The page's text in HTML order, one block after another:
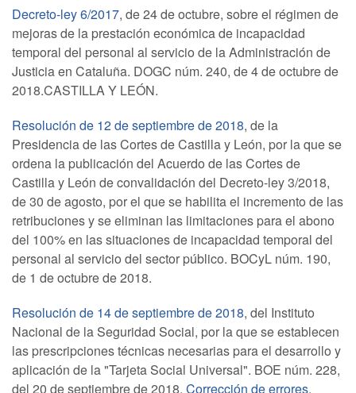
Decreto-ley 6/2017, de 24 de octubre, sobre el régimen de
mejoras de la prestación económica de incapacidad
temporal del personal al servicio de la Administración de
Justicia en Cataluña. DOGC núm. 240, de 4 de octubre de
2018.CASTILLA Y LEÓN.
Resolución de 12 de septiembre de 2018, de la
Presidencia de las Cortes de Castilla y León, por la que se
ordena la publicación del Acuerdo de las Cortes de
Castilla y León de convalidación del Decreto-ley 3/2018,
de 30 de agosto, por el que se habilita el incremento de las
retribuciones y se eliminan las limitaciones para el abono
del 100% en las situaciones de incapacidad temporal del
personal al servicio del sector público. BOCyL núm. 190,
de 1 de octubre de 2018.
Resolución de 14 de septiembre de 2018, del Instituto
Nacional de la Seguridad Social, por la que se establecen
las prescripciones técnicas necesarias para el desarrollo y
aplicación de la "Tarjeta Social Universal". BOE núm. 228,
del 20 de septiembre de 2018. Corrección de errores.